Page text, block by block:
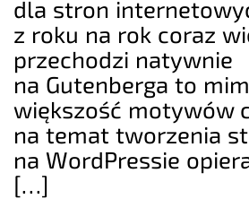
dla stron
z roku na rok coraz
przechodzi natywnie
na Gutenberga to
większość motywów
na temat tworzenia
na WordPressie
[…]